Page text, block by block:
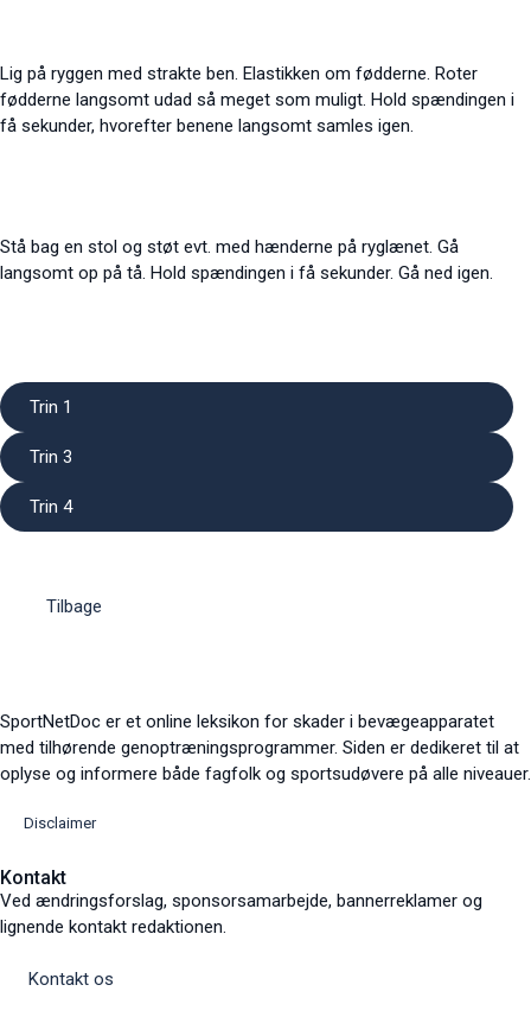
Lig på ryggen med strakte ben. Elastikken om fødderne. Roter
fødderne langsomt udad så meget som muligt. Hold spændingen i
få sekunder, hvorefter benene langsomt samles igen.
Stå bag en stol og støt evt. med hænderne på ryglænet. Gå
langsomt op på tå. Hold spændingen i få sekunder. Gå ned igen.
Trin 1
Trin 3
Trin 4
Tilbage
SportNetDoc er et online leksikon for skader i bevægeapparatet
med tilhørende genoptræningsprogrammer. Siden er dedikeret til at
oplyse og informere både fagfolk og sportsudøvere på alle niveauer.
Disclaimer
Kontakt
Ved ændringsforslag, sponsorsamarbejde, bannerreklamer og
lignende kontakt redaktionen.
Kontakt os